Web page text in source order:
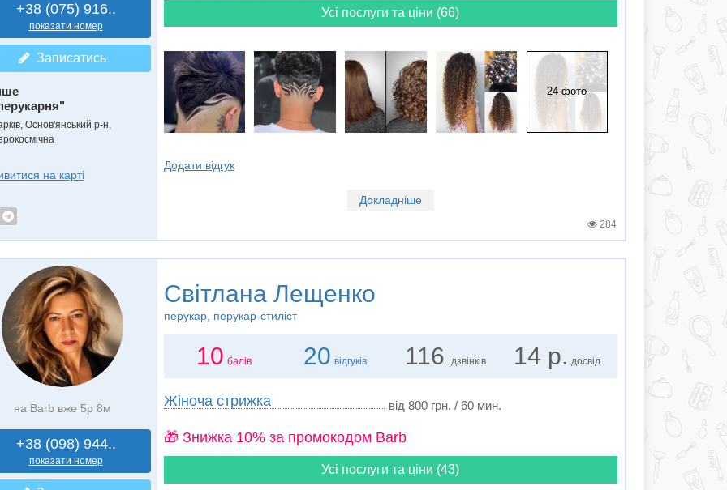
+38 (075) 916..
показати номер
Записатись
Основ'янський р-н,
на карті
Усі послуги та ціни (66)
24 фото
Додати відгук
Докладніше
284
на Barb вже 5р 8м
+38 (098) 944..
показати номер
Світлана Лещенко
перукар, перукар-стиліст
10 балів 20 відгуків 116 дзвінків 14 р. досвід
Жіноча стрижка від 800 грн. / 60 мин.
🎁 Знижка 10% за промокодом Barb
Усі послуги та ціни (43)